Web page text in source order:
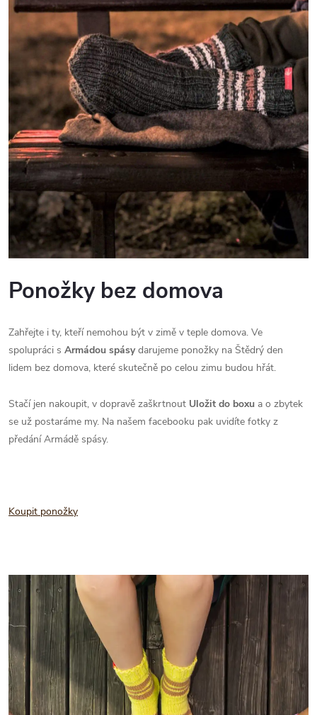
Ponožky bez domova
Zahřejte i ty, kteří nemohou být v zimě v teple domova. Ve
spolupráci s Armádou spásydarujeme ponožky na Štědrý den
lidem bez domova, které skutečně po celou zimu budou hřát.
Stačí jen nakoupit, v dopravě zaškrtnout Uložit do boxu a o zbytek
se už postaráme my. Na našem facebooku pak uvidíte fotky z
předání Armádě spásy.
Koupit ponožky